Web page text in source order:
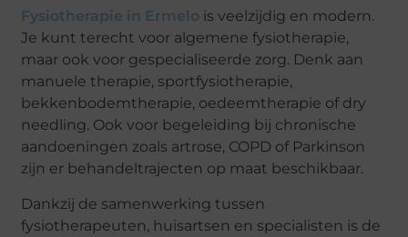
Fysiotherapie in Ermelo is veelzijdig en modern.
Je kunt terecht voor algemene fysiotherapie,
maar ook voor gespecialiseerde zorg. Denk aan
manuele therapie, sportfysiotherapie,
bekkenbodemtherapie, oedeemtherapie of dry
needling. Ook voor begeleiding bij chronische
aandoeningen zoals artrose, COPD of Parkinson
zijn er behandeltrajecten op maat beschikbaar.
Dankzij de samenwerking tussen
fysiotherapeuten, huisartsen en specialisten is de